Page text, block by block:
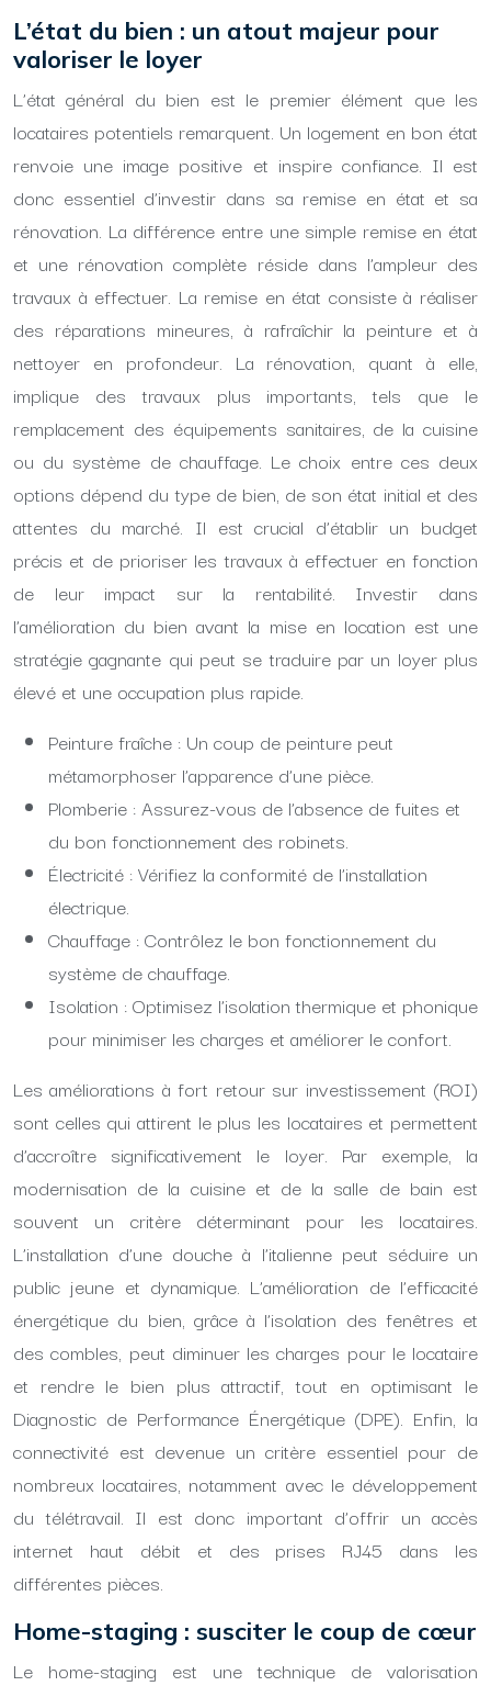
L’état du bien : un atout majeur pour
valoriser le loyer
L’état général du bien est le premier élément que les
locataires potentiels remarquent. Un logement en bon état
renvoie une image positive et inspire confiance. Il est
donc essentiel d’investir dans sa remise en état et sa
rénovation. La différence entre une simple remise en état
et une rénovation complète réside dans l’ampleur des
travaux à effectuer. La remise en état consiste à réaliser
des réparations mineures, à rafraîchir la peinture et à
nettoyer en profondeur. La rénovation, quant à elle,
implique des travaux plus importants, tels que le
remplacement des équipements sanitaires, de la cuisine
ou du système de chauffage. Le choix entre ces deux
options dépend du type de bien, de son état initial et des
attentes du marché. Il est crucial d’établir un budget
précis et de prioriser les travaux à effectuer en fonction
de leur impact sur la rentabilité. Investir dans
l’amélioration du bien avant la mise en location est une
stratégie gagnante qui peut se traduire par un loyer plus
élevé et une occupation plus rapide.
Peinture fraîche : Un coup de peinture peut
métamorphoser l’apparence d’une pièce.
Plomberie : Assurez-vous de l’absence de fuites et
du bon fonctionnement des robinets.
Électricité : Vérifiez la conformité de l’installation
électrique.
Chauffage : Contrôlez le bon fonctionnement du
système de chauffage.
Isolation : Optimisez l’isolation thermique et phonique
pour minimiser les charges et améliorer le confort.
Les améliorations à fort retour sur investissement (ROI)
sont celles qui attirent le plus les locataires et permettent
d’accroître significativement le loyer. Par exemple, la
modernisation de la cuisine et de la salle de bain est
souvent un critère déterminant pour les locataires.
L’installation d’une douche à l’italienne peut séduire un
public jeune et dynamique. L’amélioration de l’efficacité
énergétique du bien, grâce à l’isolation des fenêtres et
des combles, peut diminuer les charges pour le locataire
et rendre le bien plus attractif, tout en optimisant le
Diagnostic de Performance Énergétique (DPE). Enfin, la
connectivité est devenue un critère essentiel pour de
nombreux locataires, notamment avec le développement
du télétravail. Il est donc important d’offrir un accès
internet haut débit et des prises RJ45 dans les
différentes pièces.
Home-staging : susciter le coup de cœur
Le home-staging est une technique de valorisation